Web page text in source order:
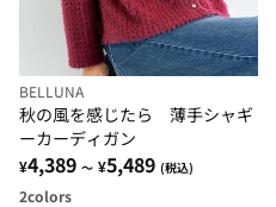
BELLUNA
秋の風を感じたら 薄手シャギ
ーカーディガン
¥4,389 ～ ¥5,489 (税込)
2colors